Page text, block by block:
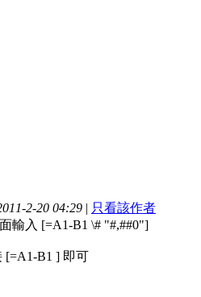
2-20 04:29 | 只看該作者
輸入 [=A1-B1 \# "#,##0"]
[=A1-B1 ] 即可